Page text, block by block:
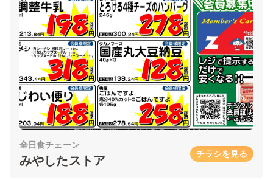
全日食チェーン
みやしたストア チラシを見る